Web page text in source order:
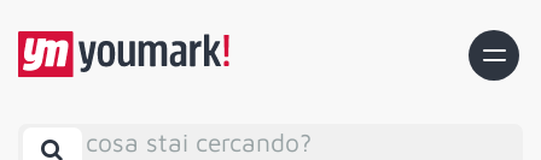
cosa stai cercando?